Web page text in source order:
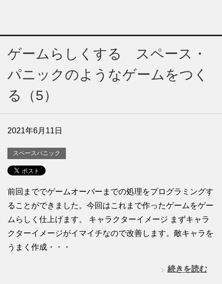
ゲームらしくする スペース・
パニックのようなゲームをつく
る（5）
2021年6月11日
スペースパニック
前回まででゲームオーバーまでの処理をプログラミングす
ることができました。今回はこれまで作ったゲームをゲー
ムらしく仕上げます。 キャラクターイメージ まずキャラ
クターイメージがイマイチなので改善します。敵キャラを
うまく作成・・・
続きを読む